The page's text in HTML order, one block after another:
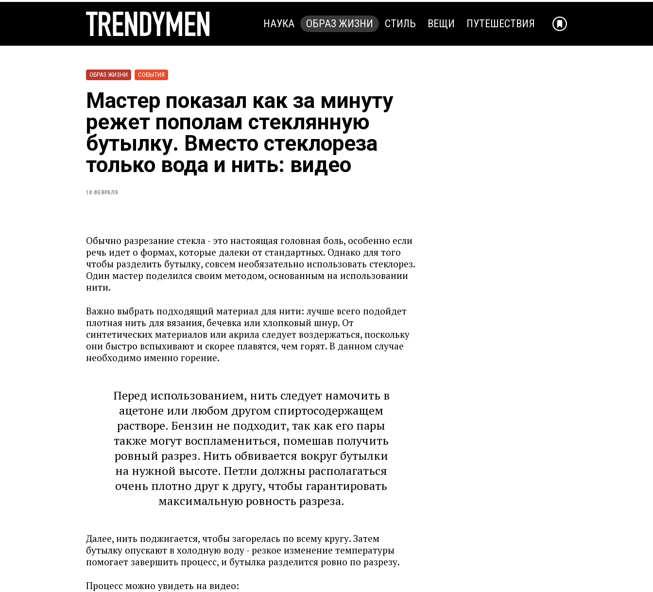
НАУКА ОБРАЗ ЖИЗНИ СТИЛЬ ВЕЩИ ПУТЕШЕСТВИЯ
ОБРАЗ ЖИЗНИ СОБЫТИЯ
Мастер показал как за минуту
режет пополам стеклянную
бутылку. Вместо стеклореза
только вода и нить: видео
18 ФЕВРАЛЯ
Обычно разрезание стекла - это настоящая головная боль, особенно если
речь идет о формах, которые далеки от стандартных. Однако для того
чтобы разделить бутылку, совсем необязательно использовать стеклорез.
Один мастер поделился своим методом, основанным на использовании
нити.
Важно выбрать подходящий материал для нити: лучше всего подойдет
плотная нить для вязания, бечевка или хлопковый шнур. От
синтетических материалов или акрила следует воздержаться, поскольку
они быстро вспыхивают и скорее плавятся, чем горят. В данном случае
необходимо именно горение.
Перед использованием, нить следует намочить в
ацетоне или любом другом спиртосодержащем
растворе. Бензин не подходит, так как его пары
также могут воспламениться, помешав получить
ровный разрез. Нить обвивается вокруг бутылки
на нужной высоте. Петли должны располагаться
очень плотно друг к другу, чтобы гарантировать
максимальную ровность разреза.
Далее, нить поджигается, чтобы загорелась по всему кругу. Затем
бутылку опускают в холодную воду - резкое изменение температуры
помогает завершить процесс, и бутылка разделится ровно по разрезу.
Процесс можно увидеть на видео: